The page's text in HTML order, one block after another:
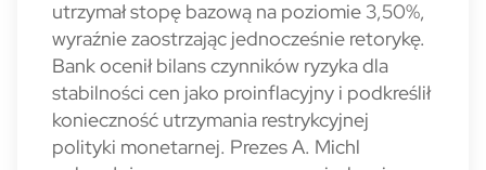
utrzymał stopę bazową na poziomie 3,50%,
wyraźnie zaostrzając jednocześnie retorykę.
Bank ocenił bilans czynników ryzyka dla
stabilności cen jako proinflacyjny i podkreślił
konieczność utrzymania restrykcyjnej
polityki monetarnej. Prezes A. Michl